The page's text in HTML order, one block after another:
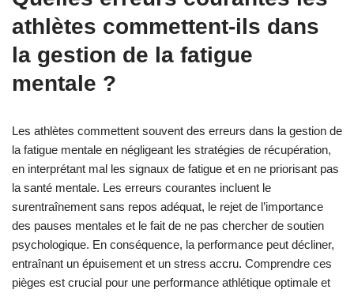
athlètes commettent-ils dans
la gestion de la fatigue
mentale ?
Les athlètes commettent souvent des erreurs dans la gestion de
la fatigue mentale en négligeant les stratégies de récupération,
en interprétant mal les signaux de fatigue et en ne priorisant pas
la santé mentale. Les erreurs courantes incluent le
surentraînement sans repos adéquat, le rejet de l’importance
des pauses mentales et le fait de ne pas chercher de soutien
psychologique. En conséquence, la performance peut décliner,
entraînant un épuisement et un stress accru. Comprendre ces
pièges est crucial pour une performance athlétique optimale et